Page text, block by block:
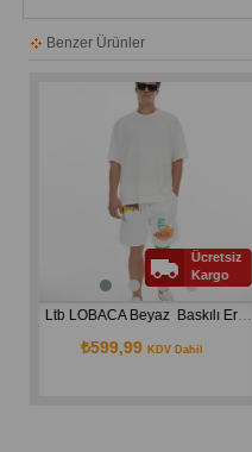
Benzer Ürünler
Ltb LOBACA Beyaz  Baskılı Erkek Penye Şort 12248760761718
₺599,99KDV Dahil
Ücretsiz
Kargo